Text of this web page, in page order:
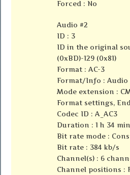
Forced : No
Audio #2
ID : 3
ID in the original
(0xBD)-129 (0x81)
Format : AC-3
Format/Info : Audio
Mode extension :
Format settings,
Codec ID : A_AC3
Duration : 1 h 34 min
Bit rate mode :
Bit rate : 384 kb/s
Channel(s) : 6
Channel positions :